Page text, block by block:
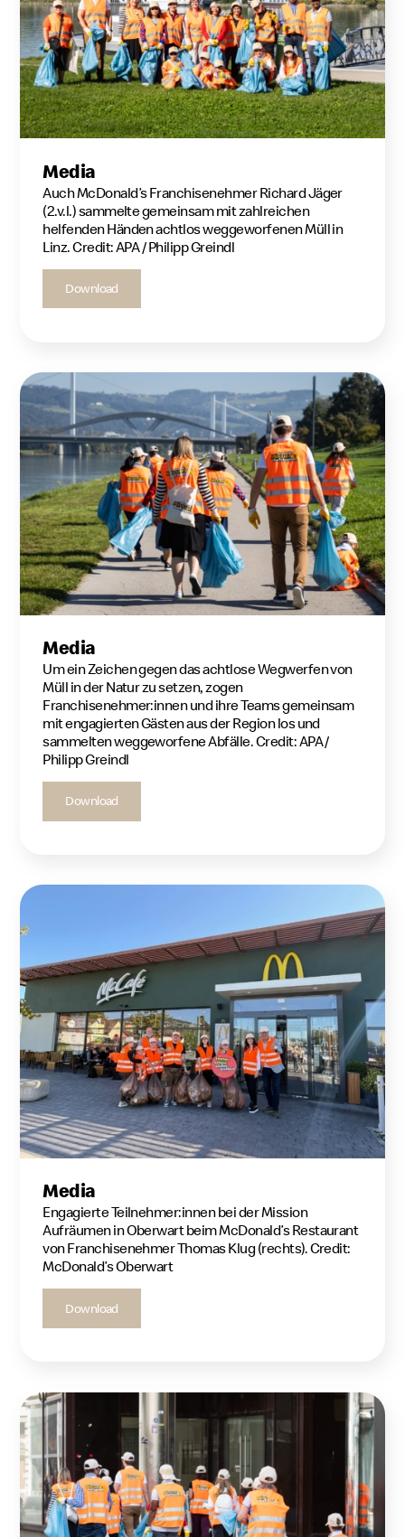
Media
Auch McDonald’s Franchisenehmer Richard Jäger
(2.v.l.) sammelte gemeinsam mit zahlreichen
helfenden Händen achtlos weggeworfenen Müll in
Linz. Credit: APA / Philipp Greindl
Download
Media
Um ein Zeichen gegen das achtlose Wegwerfen von
Müll in der Natur zu setzen, zogen
Franchisenehmer:innen und ihre Teams gemeinsam
mit engagierten Gästen aus der Region los und
sammelten weggeworfene Abfälle. Credit: APA /
Philipp Greindl
Download
Media
Engagierte Teilnehmer:innen bei der Mission
Aufräumen in Oberwart beim McDonald’s Restaurant
von Franchisenehmer Thomas Klug (rechts). Credit:
McDonald’s Oberwart
Download